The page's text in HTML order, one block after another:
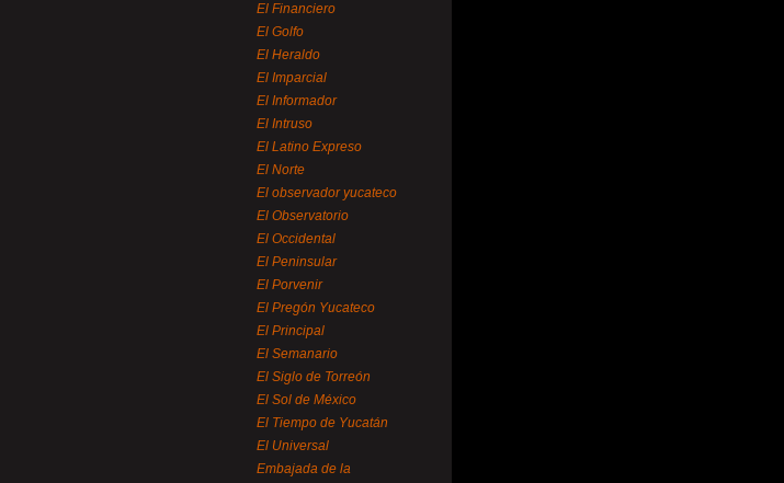
El Financiero
El Golfo
El Heraldo
El Imparcial
El Informador
El Intruso
El Latino Expreso
El Norte
El observador yucateco
El Observatorio
El Occidental
El Peninsular
El Porvenir
El Pregón Yucateco
El Principal
El Semanario
El Siglo de Torreón
El Sol de México
El Tiempo de Yucatán
El Universal
Embajada de la